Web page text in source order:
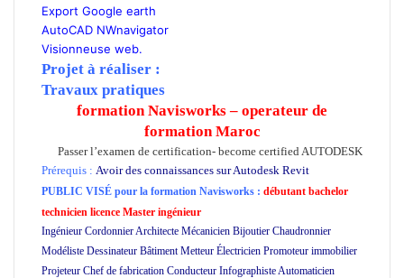
Export Google earth
AutoCAD NWnavigator
Visionneuse web.
Projet à réaliser :
Travaux pratiques
formation Navisworks – operateur de
formation Maroc
Passer l’examen de certification- become certified AUTODESK
Prérequis : Avoir des connaissances sur Autodesk Revit
PUBLIC VISÉ pour la formation Navisworks : débutant bachelor
technicien licence Master ingénieur
Ingénieur Cordonnier Architecte Mécanicien Bijoutier Chaudronnier
Modéliste Dessinateur Bâtiment Metteur Électricien Promoteur immobilier
Projeteur Chef de fabrication Conducteur Infographiste Automaticien